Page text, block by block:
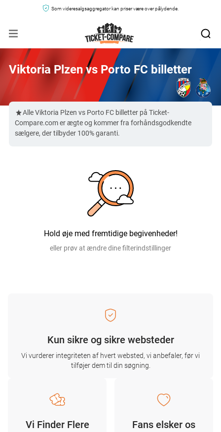
Som videresalgsaggregator kan priser være over pålydende.
Viktoria Plzen vs Porto FC billetter
Alle Viktoria Plzen vs Porto FC billetter på Ticket-
Compare.com er ægte og kommer fra forhåndsgodkendte
sælgere, der tilbyder 100% garanti.
Hold øje med fremtidige begivenheder!
eller prøv at ændre dine filterindstillinger
Kun sikre og sikre websteder
Vi vurderer integriteten af ​​hvert websted, vi anbefaler, før vi
tilføjer dem til din søgning.
Vi Finder Flere
Fans elsker os